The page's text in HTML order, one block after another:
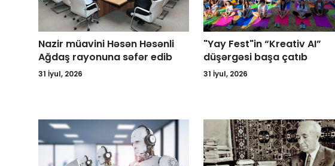
Nazir müavini Həsən Həsənli
Ağdaş rayonuna səfər edib
31 İyul, 2026
"Yay Fest"in “Kreativ AI”
düşərgəsi başa çatıb
31 İyul, 2026